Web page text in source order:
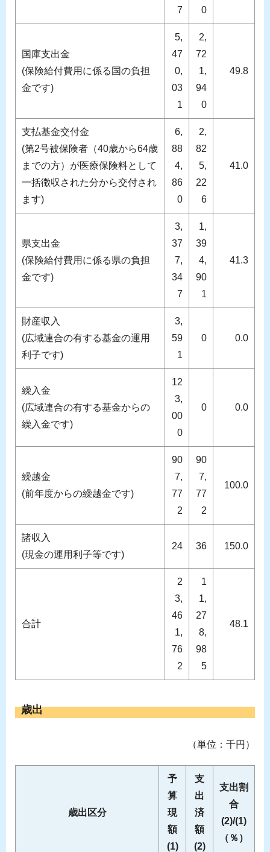
7
0
国庫支出金
(保険給付費用に係る国の負担
金です)
5,
47
0,
03
1
2,
72
1,
94
0
49.8
支払基金交付金
(第2号被保険者（40歳から64歳
までの方）が医療保険料として
一括徴収された分から交付され
ます)
6,
88
4,
86
0
2,
82
5,
22
6
41.0
県支出金
(保険給付費用に係る県の負担
金です)
3,
37
7,
34
7
1,
39
4,
90
1
41.3
財産収入
(広域連合の有する基金の運用
利子です)
3,
59
1
0 0.0
繰入金
(広域連合の有する基金からの
繰入金です)
12
3,
00
0
0 0.0
繰越金
(前年度からの繰越金です)
90
7,
77
2
90
7,
77
2
100.0
諸収入
(現金の運用利子等です)
24 36 150.0
合計
2
3,
46
1,
76
2
1
1,
27
8,
98
5
48.1
歳出
（単位：千円）
歳出区分
予
算
現
額
(1)
支
出
済
額
(2)
支出割
合
(2)/(1)
（％）